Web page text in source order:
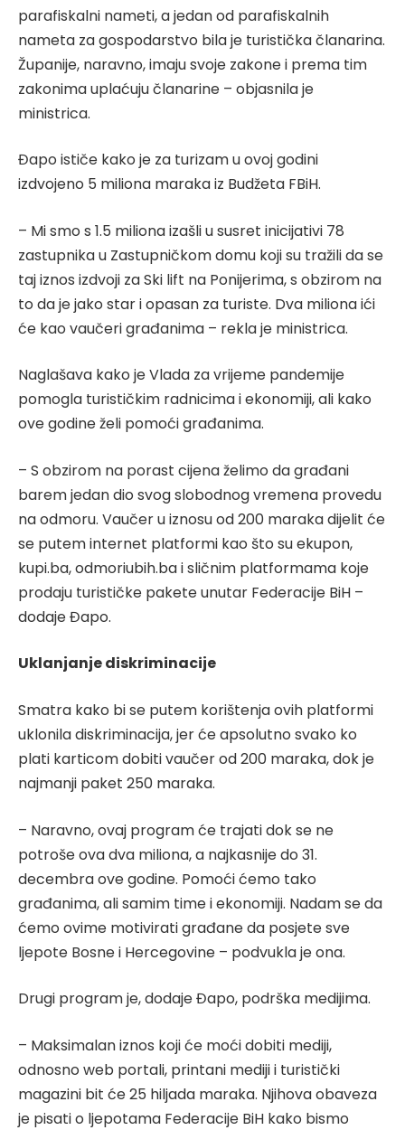
parafiskalni nameti, a jedan od parafiskalnih
nameta za gospodarstvo bila je turistička članarina.
Županije, naravno, imaju svoje zakone i prema tim
zakonima uplaćuju članarine – objasnila je
ministrica.
Đapo ističe kako je za turizam u ovoj godini
izdvojeno 5 miliona maraka iz Budžeta FBiH.
– Mi smo s 1.5 miliona izašli u susret inicijativi 78
zastupnika u Zastupničkom domu koji su tražili da se
taj iznos izdvoji za Ski lift na Ponijerima, s obzirom na
to da je jako star i opasan za turiste. Dva miliona ići
će kao vaučeri građanima – rekla je ministrica.
Naglašava kako je Vlada za vrijeme pandemije
pomogla turističkim radnicima i ekonomiji, ali kako
ove godine želi pomoći građanima.
– S obzirom na porast cijena želimo da građani
barem jedan dio svog slobodnog vremena provedu
na odmoru. Vaučer u iznosu od 200 maraka dijelit će
se putem internet platformi kao što su ekupon,
kupi.ba, odmoriubih.ba i sličnim platformama koje
prodaju turističke pakete unutar Federacije BiH –
dodaje Đapo.
Uklanjanje diskriminacije
Smatra kako bi se putem korištenja ovih platformi
uklonila diskriminacija, jer će apsolutno svako ko
plati karticom dobiti vaučer od 200 maraka, dok je
najmanji paket 250 maraka.
– Naravno, ovaj program će trajati dok se ne
potroše ova dva miliona, a najkasnije do 31.
decembra ove godine. Pomoći ćemo tako
građanima, ali samim time i ekonomiji. Nadam se da
ćemo ovime motivirati građane da posjete sve
ljepote Bosne i Hercegovine – podvukla je ona.
Drugi program je, dodaje Đapo, podrška medijima.
– Maksimalan iznos koji će moći dobiti mediji,
odnosno web portali, printani mediji i turistički
magazini bit će 25 hiljada maraka. Njihova obaveza
je pisati o ljepotama Federacije BiH kako bismo